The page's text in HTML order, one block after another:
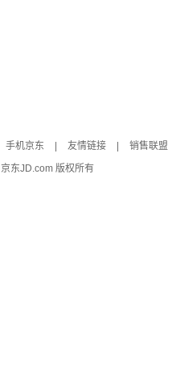
手机京东 友情链接 销售联盟
京东JD.com 版权所有